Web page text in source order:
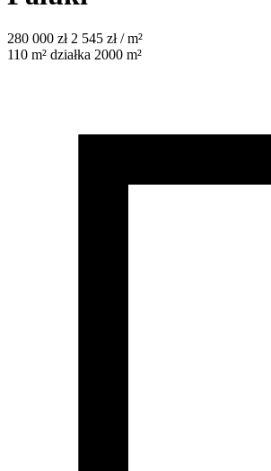
280 000 zł 2 545 zł / m²
110 m² działka 2000 m²